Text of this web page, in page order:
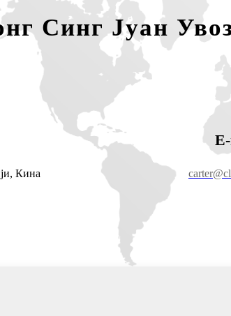
Синг Јуан
Кина